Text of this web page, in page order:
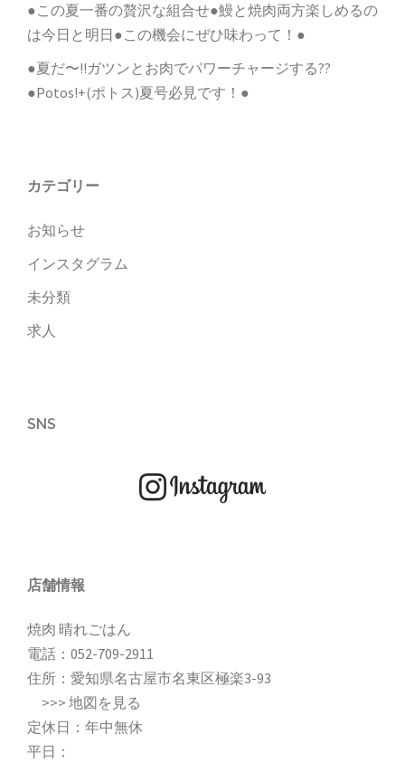
●この夏一番の贅沢な組合せ●鰻と焼肉両方楽しめるの
は今日と明日●この機会にぜひ味わって！●
●夏だ〜!!ガツンとお肉でパワーチャージする??
●Potos!+(ポトス)夏号必見です！●
カテゴリー
お知らせ
インスタグラム
未分類
求人
SNS
店舗情報
焼肉 晴れごはん
電話： 052-709-2911
住所：愛知県名古屋市名東区極楽3-93
>>> 地図を見る
定休日：年中無休
平日：